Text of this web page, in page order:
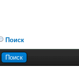
Поиск